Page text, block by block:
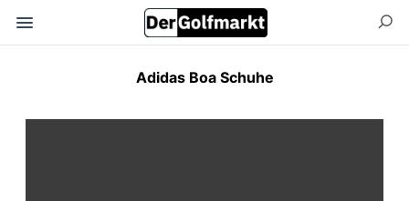
Adidas Boa Schuhe